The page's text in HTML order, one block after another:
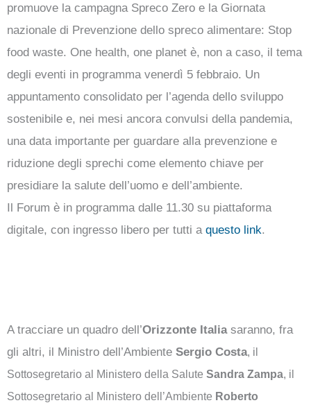
promuove la campagna Spreco Zero e la Giornata
nazionale di Prevenzione dello spreco alimentare: Stop
food waste. One health, one planet è, non a caso, il tema
degli eventi in programma venerdì 5 febbraio. Un
appuntamento consolidato per l’agenda dello sviluppo
sostenibile e, nei mesi ancora convulsi della pandemia,
una data importante per guardare alla prevenzione e
riduzione degli sprechi come elemento chiave per
presidiare la salute dell’uomo e dell’ambiente.
Il Forum è in programma dalle 11.30 su piattaforma
digitale, con ingresso libero per tutti a questo link.
A tracciare un quadro dell’Orizzonte Italiasaranno, fra
gli altri, il Ministro dell’Ambiente Sergio Costa, il
Sottosegretario al Ministero della Salute Sandra Zampa, il
Sottosegretario al Ministero dell’Ambiente Roberto